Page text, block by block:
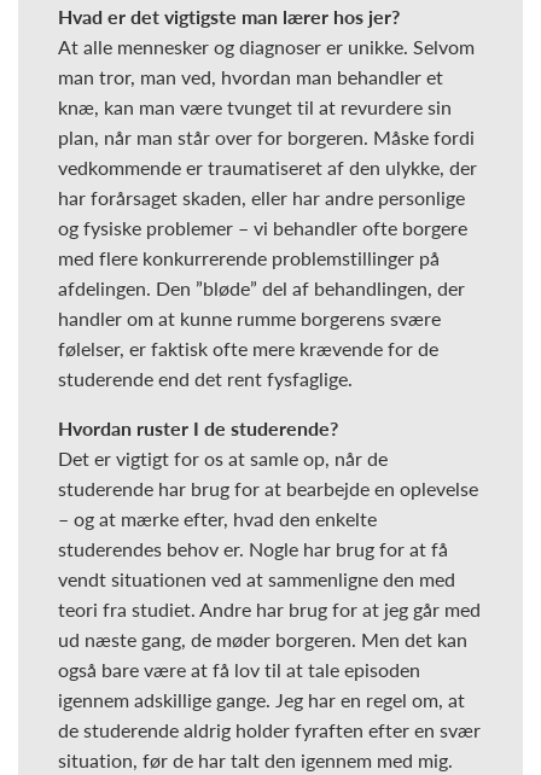
Hvad er det vigtigste man lærer hos jer?
At alle mennesker og diagnoser er unikke. Selvom
man tror, man ved, hvordan man behandler et
knæ, kan man være tvunget til at revurdere sin
plan, når man står over for borgeren. Måske fordi
vedkommende er traumatiseret af den ulykke, der
har forårsaget skaden, eller har andre personlige
og fysiske problemer – vi behandler ofte borgere
med flere konkurrerende problemstillinger på
afdelingen. Den ”bløde” del af behandlingen, der
handler om at kunne rumme borgerens svære
følelser, er faktisk ofte mere krævende for de
studerende end det rent fysfaglige.
Hvordan ruster I de studerende?
Det er vigtigt for os at samle op, når de
studerende har brug for at bearbejde en oplevelse
– og at mærke efter, hvad den enkelte
studerendes behov er. Nogle har brug for at få
vendt situationen ved at sammenligne den med
teori fra studiet. Andre har brug for at jeg går med
ud næste gang, de møder borgeren. Men det kan
også bare være at få lov til at tale episoden
igennem adskillige gange. Jeg har en regel om, at
de studerende aldrig holder fyraften efter en svær
situation, før de har talt den igennem med mig.